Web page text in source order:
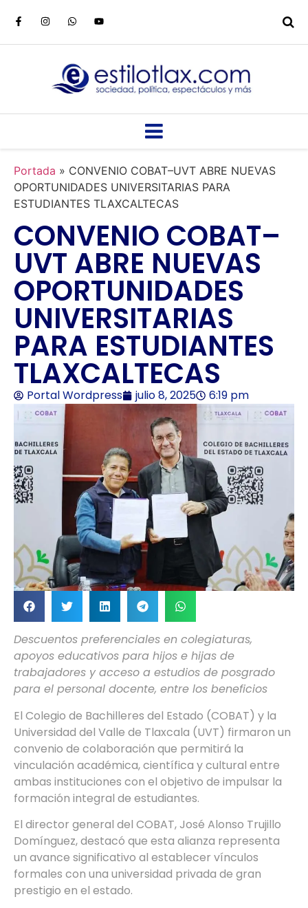
Portada » CONVENIO COBAT–UVT ABRE NUEVAS
OPORTUNIDADES UNIVERSITARIAS PARA
ESTUDIANTES TLAXCALTECAS
CONVENIO COBAT–
UVT ABRE NUEVAS
OPORTUNIDADES
UNIVERSITARIAS
PARA ESTUDIANTES
TLAXCALTECAS
Portal Wordpress julio 8, 2025 6:19 pm
Descuentos preferenciales en colegiaturas,
apoyos educativos para hijos e hijas de
trabajadores y acceso a estudios de posgrado
para el personal docente, entre los beneficios
El Colegio de Bachilleres del Estado (COBAT) y la
Universidad del Valle de Tlaxcala (UVT) firmaron un
convenio de colaboración que permitirá la
vinculación académica, científica y cultural entre
ambas instituciones con el objetivo de impulsar la
formación integral de estudiantes.
El director general del COBAT, José Alonso Trujillo
Domínguez, destacó que esta alianza representa
un avance significativo al establecer vínculos
formales con una universidad privada de gran
prestigio en el estado.